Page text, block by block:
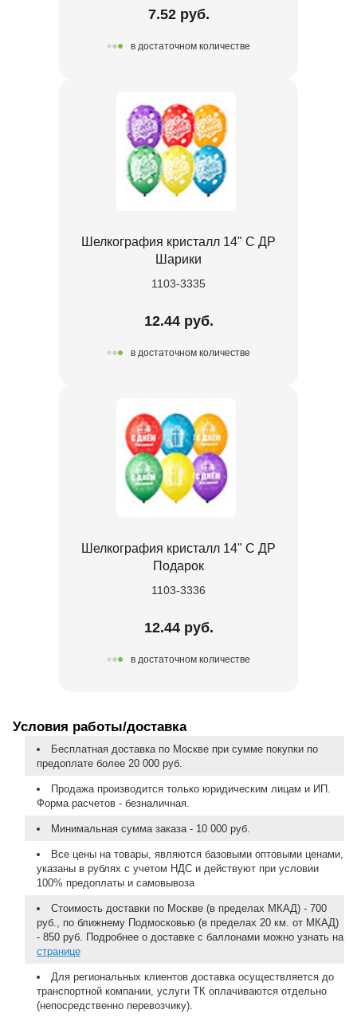
7.52 руб.
в достаточном количестве
Шелкография кристалл 14" С ДР
Шарики
1103-3335
12.44 руб.
в достаточном количестве
Шелкография кристалл 14" С ДР
Подарок
1103-3336
12.44 руб.
в достаточном количестве
Условия работы/доставка
Бесплатная доставка по Москве при сумме покупки по
предоплате более 20 000 руб.
Продажа производится только юридическим лицам и ИП.
Форма расчетов - безналичная.
Минимальная сумма заказа - 10 000 руб.
Все цены на товары, являются базовыми оптовыми ценами,
указаны в рублях с учетом НДС и действуют при условии
100% предоплаты и самовывоза
Стоимость доставки по Москве (в пределах МКАД) - 700
руб., по ближнему Подмосковью (в пределах 20 км. от МКАД)
- 850 руб. Подробнее о доставке с баллонами можно узнать на
странице
Для региональных клиентов доставка осуществляется до
транспортной компании, услуги ТК оплачиваются отдельно
(непосредственно перевозчику).